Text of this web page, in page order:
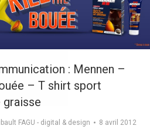
: Mennen –
– T shirt sport
graisse
FAGU - digital & design 8 avril 2012